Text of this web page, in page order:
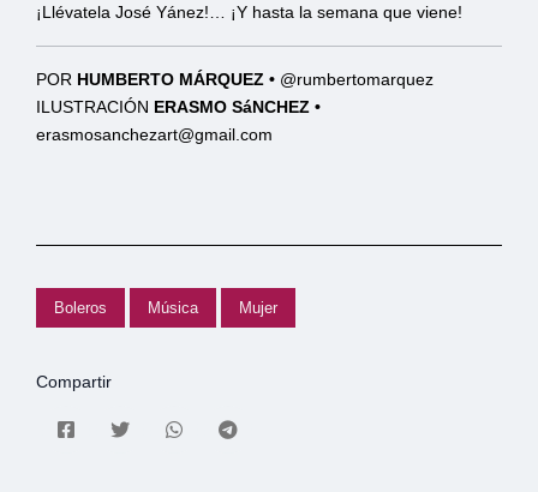
¡Llévatela José Yánez!… ¡Y hasta la semana que viene!
POR HUMBERTO MÁRQUEZ • @rumbertomarquez
ILUSTRACIÓN ERASMO SáNCHEZ •
erasmosanchezart@gmail.com
Boleros Música Mujer
Compartir